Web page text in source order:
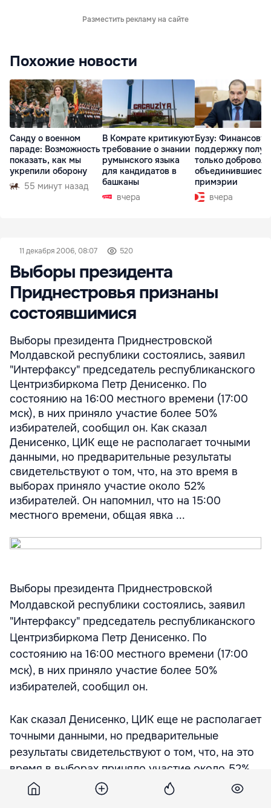
Разместить рекламу на сайте
Похожие новости
Санду о военном
параде: Возможность
показать, как мы
укрепили оборону
55 минут назад
В Комрате критикуют
требование о знании
румынского языка
для кандидатов в
башканы
вчера
Бузу:
поддержку
только
объединившиеся
примэрии
вчера
11 декабря 2006, 08:07 520
Выборы президента
Приднестровья признаны
состоявшимися
Выборы президента Приднестровской
Молдавской республики состоялись, заявил
"Интерфаксу" председатель республиканского
Центризбиркома Петр Денисенко. По
состоянию на 16:00 местного времени (17:00
мск), в них приняло участие более 50%
избирателей, сообщил он. Как сказал
Денисенко, ЦИК еще не располагает точными
данными, но предварительные результаты
свидетельствуют о том, что, на это время в
выборах приняло участие около 52%
избирателей. Он напомнил, что на 15:00
местного времени, общая явка ...
Выборы президента Приднестровской
Молдавской республики состоялись, заявил
"Интерфаксу" председатель республиканского
Центризбиркома Петр Денисенко. По
состоянию на 16:00 местного времени (17:00
мск), в них приняло участие более 50%
избирателей, сообщил он.
Как сказал Денисенко, ЦИК еще не располагает
точными данными, но предварительные
результаты свидетельствуют о том, что, на это
время в выборах приняло участие около 52%
избирателей. Он напомнил, что на 15:00